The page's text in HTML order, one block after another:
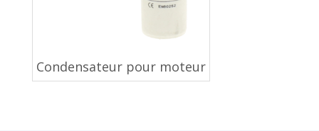
Condensateur pour moteur